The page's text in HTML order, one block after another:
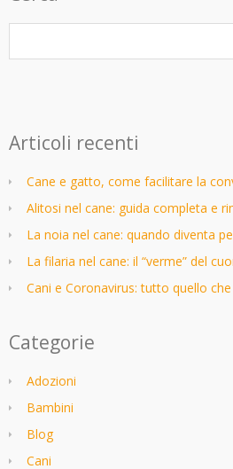
Articoli recenti
Cane e gatto, come facilitare la
Alitosi nel cane: guida completa e
La noia nel cane: quando diventa
La filaria nel cane: il “verme” del
Cani e Coronavirus: tutto quello che
Categorie
Adozioni
Bambini
Blog
Cani